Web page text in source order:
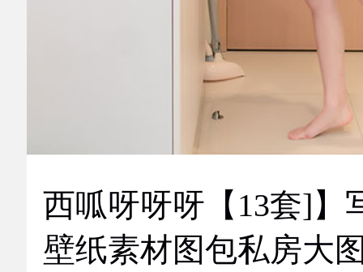
西呱呀呀呀【13套]】
壁纸素材图包私房大